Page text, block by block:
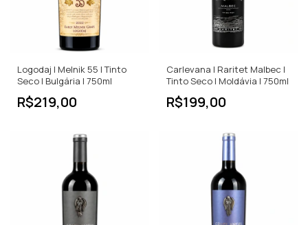
Logodaj | Melnik 55 | Tinto
Seco | Bulgária | 750ml
R$219,00
Carlevana | Raritet Malbec |
Tinto Seco | Moldávia | 750ml
R$199,00